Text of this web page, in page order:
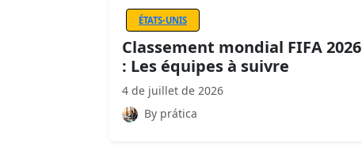
ÉTATS-UNIS
Classement mondial FIFA 2026
: Les équipes à suivre
4 de juillet de 2026
By prática